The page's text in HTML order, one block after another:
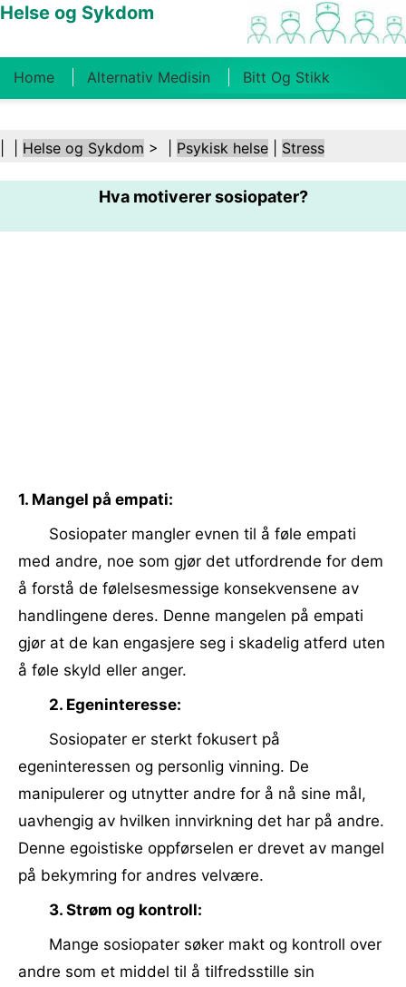
Helse og Sykdom
Home Alternativ Medisin Bitt Og Stikk
Kosthold Og Ernæring Familiehelse
Helsebransjen Psykisk Helse Folkehelse Og
Sikkerhet Kirurgi Og Prosedyrer Helse
Helse og Sykdom > | Psykisk helse Stress
Hva motiverer sosiopater?
1. Mangel på empati:
Sosiopater mangler evnen til å føle empati
med andre, noe som gjør det utfordrende for dem
å forstå de følelsesmessige konsekvensene av
handlingene deres. Denne mangelen på empati
gjør at de kan engasjere seg i skadelig atferd uten
å føle skyld eller anger.
2. Egeninteresse:
Sosiopater er sterkt fokusert på
egeninteressen og personlig vinning. De
manipulerer og utnytter andre for å nå sine mål,
uavhengig av hvilken innvirkning det har på andre.
Denne egoistiske oppførselen er drevet av mangel
på bekymring for andres velvære.
3. Strøm og kontroll:
Mange sosiopater søker makt og kontroll over
andre som et middel til å tilfredsstille sin